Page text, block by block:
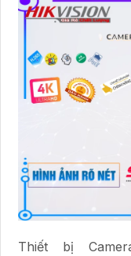
Thiết bị